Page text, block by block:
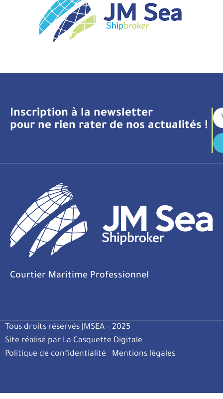
Inscription à la newsletter
pour ne rien rater de nos actualités !
Courtier Maritime Professionnel
Tous droits réservés JMSEA – 2025
Site réalisé par La Casquette Digitale
Politique de confidentialité
Mentions légales